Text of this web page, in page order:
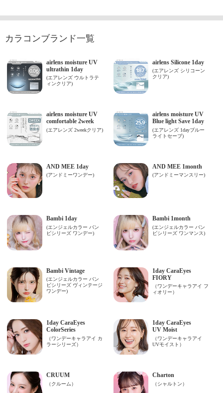
カラコンブランド一覧